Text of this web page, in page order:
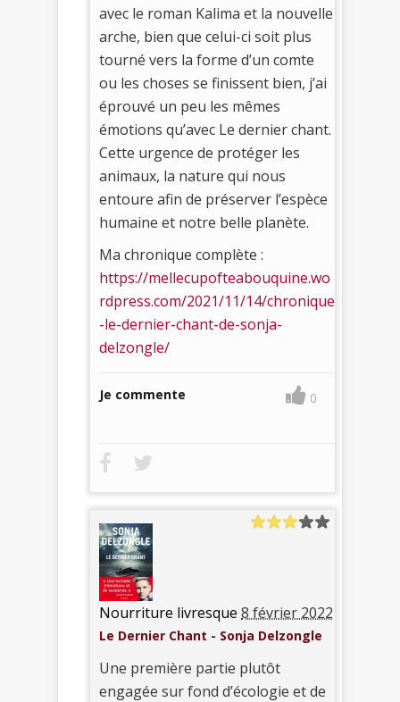
avec le roman Kalima et la nouvelle
arche, bien que celui-ci soit plus
tourné vers la forme d’un comte
ou les choses se finissent bien, j’ai
éprouvé un peu les mêmes
émotions qu’avec Le dernier chant.
Cette urgence de protéger les
animaux, la nature qui nous
entoure afin de préserver l’espèce
humaine et notre belle planète.
Ma chronique complète :
https://mellecupofteabouquine.wo
rdpress.com/2021/11/14/chronique
-le-dernier-chant-de-sonja-
delzongle/
Je commente 0
Nourriture livresque 8 février 2022
Le Dernier Chant - Sonja Delzongle
Une première partie plutôt
engagée sur fond d’écologie et de